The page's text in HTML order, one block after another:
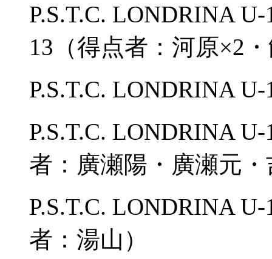
P.S.T.C. LONDRINA
13（得点者：河原×2
P.S.T.C. LONDRINA
P.S.T.C. LONDRINA
者：廣瀬陽・廣瀬元
P.S.T.C. LONDRINA
者：湯山）